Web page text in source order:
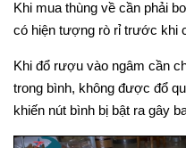
Khi mua thùng về cần phải
có hiện tượng rò rỉ trước khi
Khi đổ rượu vào ngâm cần
trong bình, không được đổ
khiến nút bình bị bật ra gây